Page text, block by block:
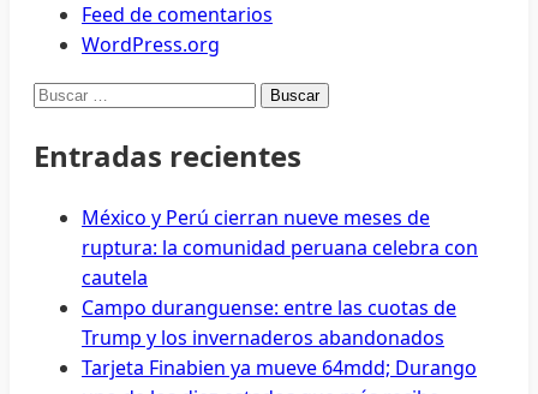
Feed de comentarios
WordPress.org
Buscar:
Entradas recientes
México y Perú cierran nueve meses de
ruptura: la comunidad peruana celebra con
cautela
Campo duranguense: entre las cuotas de
Trump y los invernaderos abandonados
Tarjeta Finabien ya mueve 64mdd; Durango